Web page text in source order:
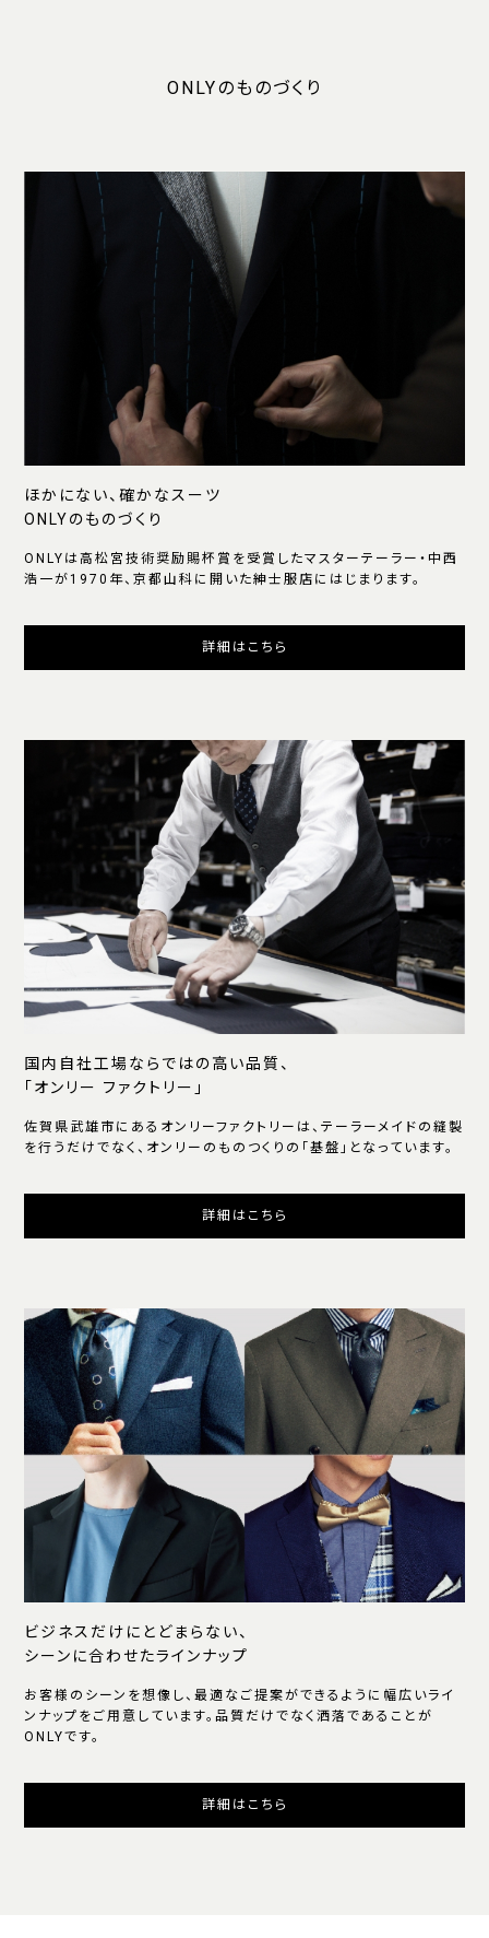
ONLYのものづくり
ほかにない、確かなスーツ
ONLYのものづくり
ONLYは高松宮技術奨励賜杯賞を受賞したマスターテーラー・中西
浩一が1970年、京都山科に開いた紳士服店にはじまります。
詳細はこちら
国内自社工場ならではの高い品質、
「オンリー ファクトリー」
佐賀県武雄市にあるオンリーファクトリーは、テーラーメイドの縫製
を行うだけでなく、オンリーのものつくりの「基盤」となっています。
詳細はこちら
ビジネスだけにとどまらない、
シーンに合わせたラインナップ
お客様のシーンを想像し、最適なご提案ができるように幅広いライ
ンナップをご用意しています。品質だけでなく洒落であることが
ONLYです。
詳細はこちら